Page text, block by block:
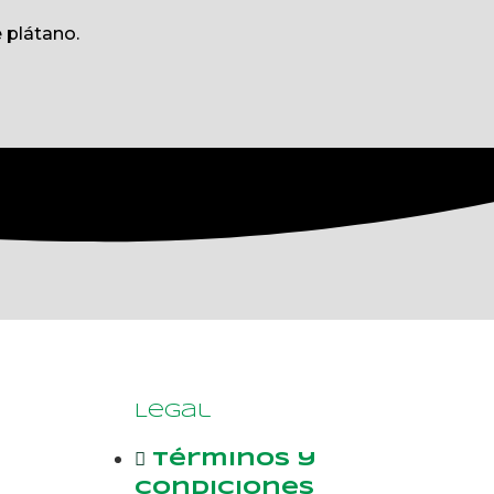
plátano.
Legal
Términos y
condiciones